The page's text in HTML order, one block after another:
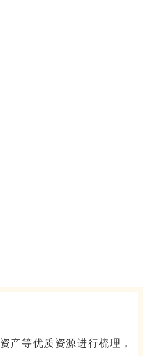
产等优质资源进行梳理，